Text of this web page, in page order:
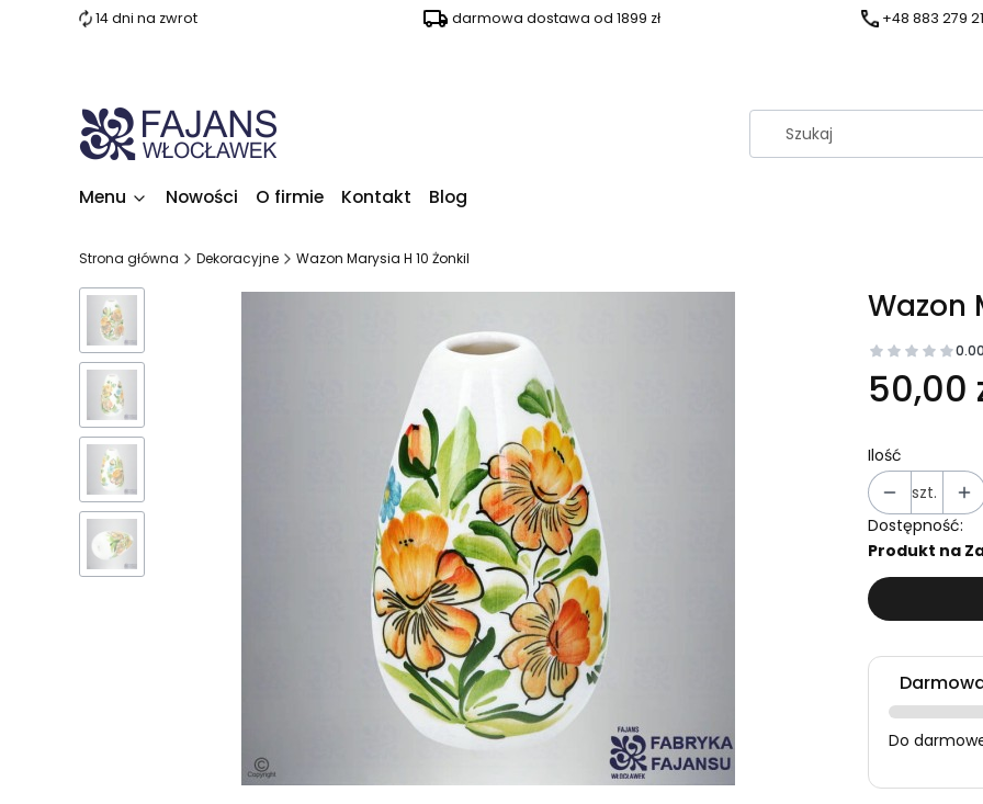
14 dni na zwrot darmowa dostawa od 1899 zł +48 883 279
Menu Nowości O firmie Kontakt Blog
Strona główna Dekoracyjne Wazon Marysia H 10 Żonkil
Wazon
0.00
Cena
50,00
Ilość
szt.
Dostępność:
Produkt na
Do